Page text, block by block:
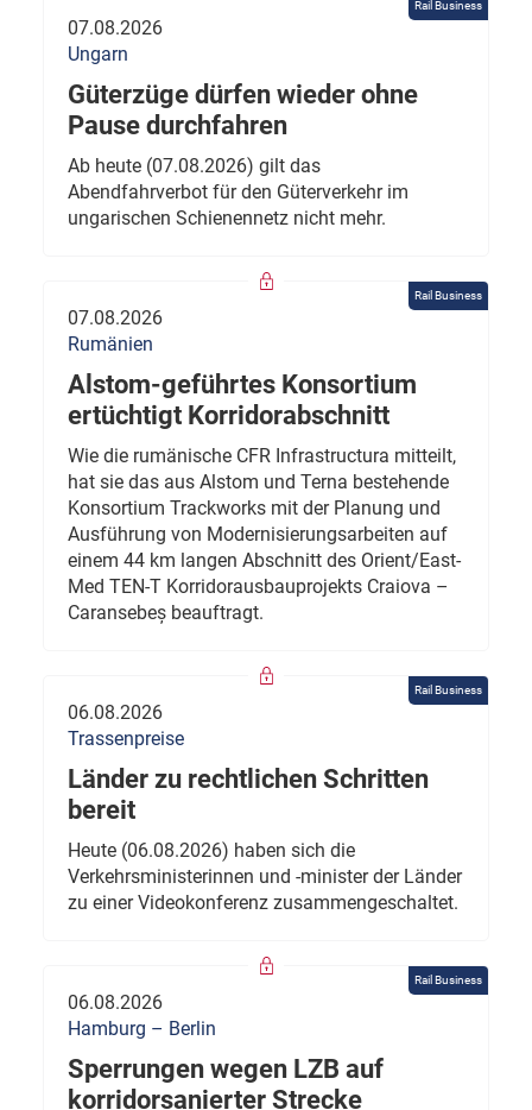
Rail Business
07.08.2026
Ungarn
Güterzüge dürfen wieder ohne
Pause durchfahren
Ab heute (07.08.2026) gilt das
Abendfahrverbot für den Güterverkehr im
ungarischen Schienennetz nicht mehr.
Rail Business
07.08.2026
Rumänien
Alstom-geführtes Konsortium
ertüchtigt Korridorabschnitt
Wie die rumänische CFR Infrastructura mitteilt,
hat sie das aus Alstom und Terna bestehende
Konsortium Trackworks mit der Planung und
Ausführung von Modernisierungsarbeiten auf
einem 44 km langen Abschnitt des Orient/East-
Med TEN-T Korridorausbauprojekts Craiova –
Caransebeș beauftragt.
Rail Business
06.08.2026
Trassenpreise
Länder zu rechtlichen Schritten
bereit
Heute (06.08.2026) haben sich die
Verkehrsministerinnen und -minister der Länder
zu einer Videokonferenz zusammengeschaltet.
Rail Business
06.08.2026
Hamburg – Berlin
Sperrungen wegen LZB auf
korridorsanierter Strecke